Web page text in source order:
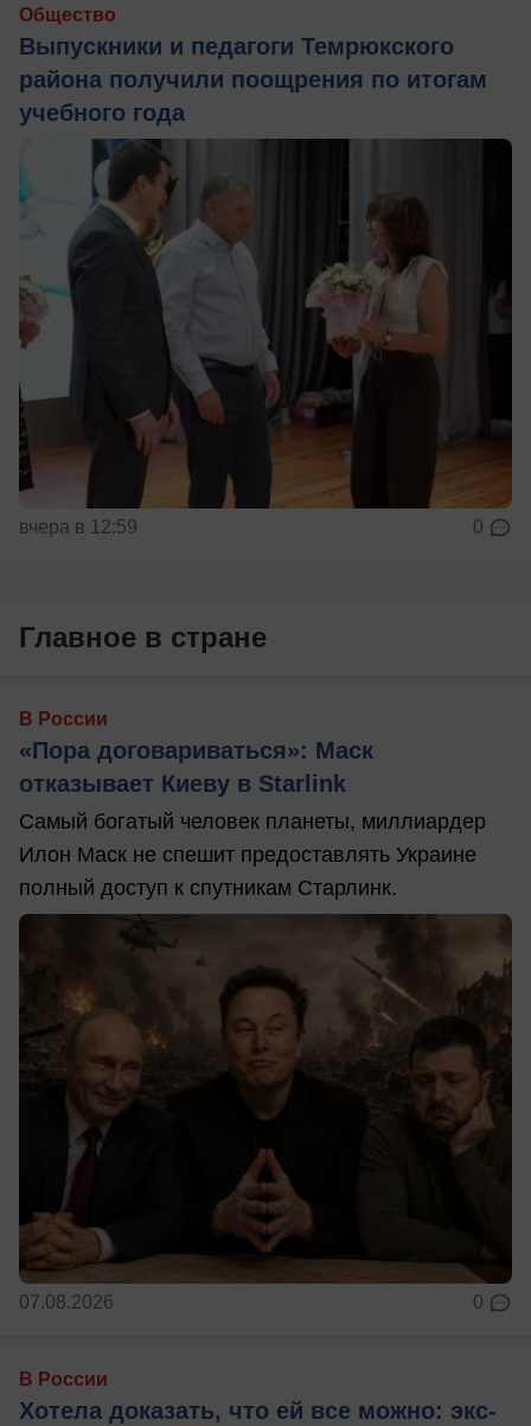
Общество
Выпускники и педагоги Темрюкского
района получили поощрения по итогам
учебного года
вчера в 12:59 0
Главное в стране
В России
«Пора договариваться»: Маск
отказывает Киеву в Starlink
Самый богатый человек планеты, миллиардер
Илон Маск не спешит предоставлять Украине
полный доступ к спутникам Старлинк.
07.08.2026 0
В России
Хотела доказать, что ей все можно: экс-